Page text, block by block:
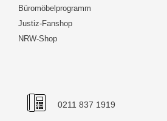
Büromöbelprogramm
Justiz-Fanshop
NRW-Shop
0211 837 1919